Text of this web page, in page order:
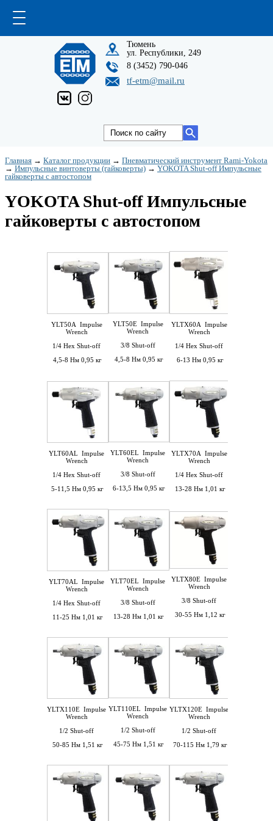
Тюмень
ул. Республики, 249
8 (3452) 790-046
tf-etm@mail.ru
Главная → Каталог продукции → Пневматический инструмент Rami-Yokota
→ Импульсные винтоверты (гайковерты) → YOKOTA Shut-off Импульсные
гайковерты с автостопом
YOKOTA Shut-off Импульсные
гайковерты с автостопом
YLT50A Impulse
Wrench
1/4 Hex Shut-off
4,5-8 Нм 0,95 кг
YLT50E Impulse
Wrench
3/8 Shut-off
4,5-8 Нм 0,95 кг
YLTX60A Impulse
Wrench
1/4 Hex Shut-off
6-13 Нм 0,95 кг
YLT60AL Impulse
Wrench
1/4 Hex Shut-off
5-11,5 Нм 0,95 кг
YLT60EL Impulse
Wrench
3/8 Shut-off
6-13,5 Нм 0,95 кг
YLTX70A Impulse
Wrench
1/4 Hex Shut-off
13-28 Нм 1,01 кг
YLT70AL Impulse
Wrench
1/4 Hex Shut-off
11-25 Нм 1,01 кг
YLT70EL Impulse
Wrench
3/8 Shut-off
13-28 Нм 1,01 кг
YLTX80E Impulse
Wrench
3/8 Shut-off
30-55 Нм 1,12 кг
YLTX110E Impulse
Wrench
1/2 Shut-off
50-85 Нм 1,51 кг
YLT110EL Impulse
Wrench
1/2 Shut-off
45-75 Нм 1,51 кг
YLTX120E Impulse
Wrench
1/2 Shut-off
70-115 Нм 1,79 кг